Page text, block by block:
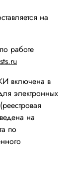
на
работе
включена в
электронных
на
по